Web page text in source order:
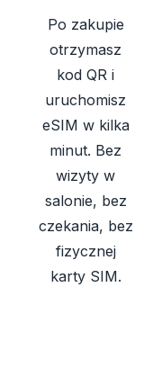
Po zakupie
otrzymasz
kod QR i
uruchomisz
eSIM w kilka
minut. Bez
wizyty w
salonie, bez
czekania, bez
fizycznej
karty SIM.